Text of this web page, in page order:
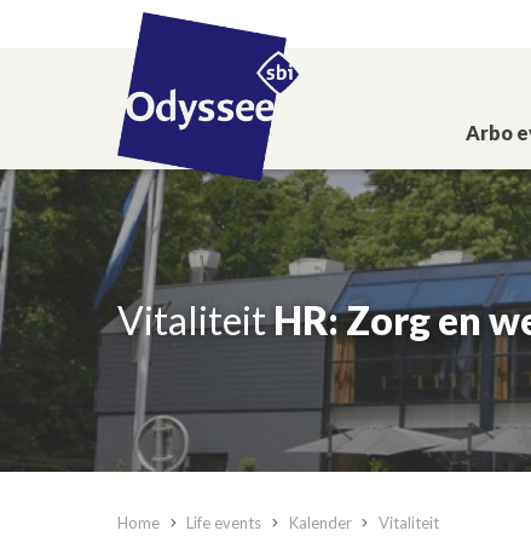
Arbo
VitaliteitHR: Zorg en
Home Life events Kalender Vitaliteit